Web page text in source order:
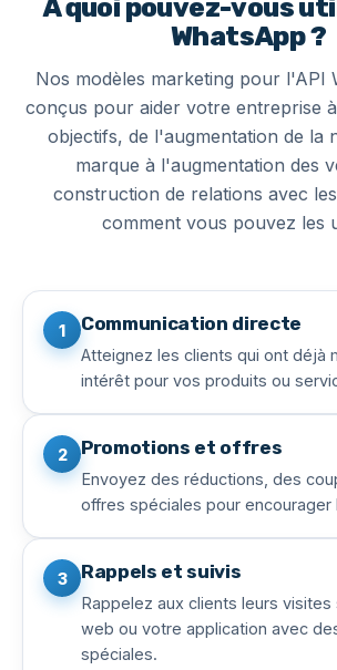
À quoi pouvez-vous
WhatsApp ?
Nos modèles marketing pour l'API
conçus pour aider votre entreprise
objectifs, de l'augmentation de la
marque à l'augmentation des
construction de relations avec
comment vous pouvez les
1 Communication directe
Atteignez les clients qui ont déjà
intérêt pour vos produits ou
2 Promotions et offres
Envoyez des réductions, des
offres spéciales pour encourager
3 Rappels et suivis
Rappelez aux clients leurs
web ou votre application avec
spéciales.